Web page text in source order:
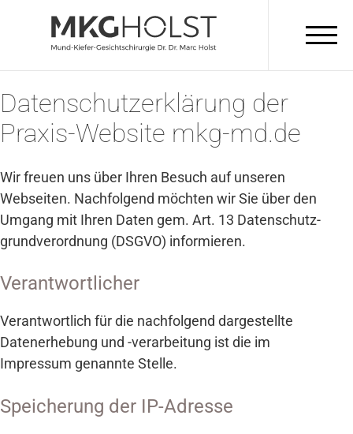
ÜBER UNS
Behandler
Karriere
Technik
Räume
LEISTUNGEN
Implantologie und Knochenaufbau
Weisheitszähne
Hautchirurgie
Blepharoplastik (Oberlidstraffung)
Datenschutz­erklärung der
Praxis-­Website mkg-md.de
Wir freuen uns über Ihren Besuch auf unseren
Webseiten. Nachfolgend möchten wir Sie über den
Umgang mit Ihren Daten gem. Art. 13 Daten­schutz­
grund­ver­ordnung (DSGVO) informieren.
Verantwortlicher
Verantwortlich für die nachfolgend dar­gestellte
Datenerhebung und -verarbeitung ist die im
Impressum genannte Stelle.
Speicherung der IP-Adresse